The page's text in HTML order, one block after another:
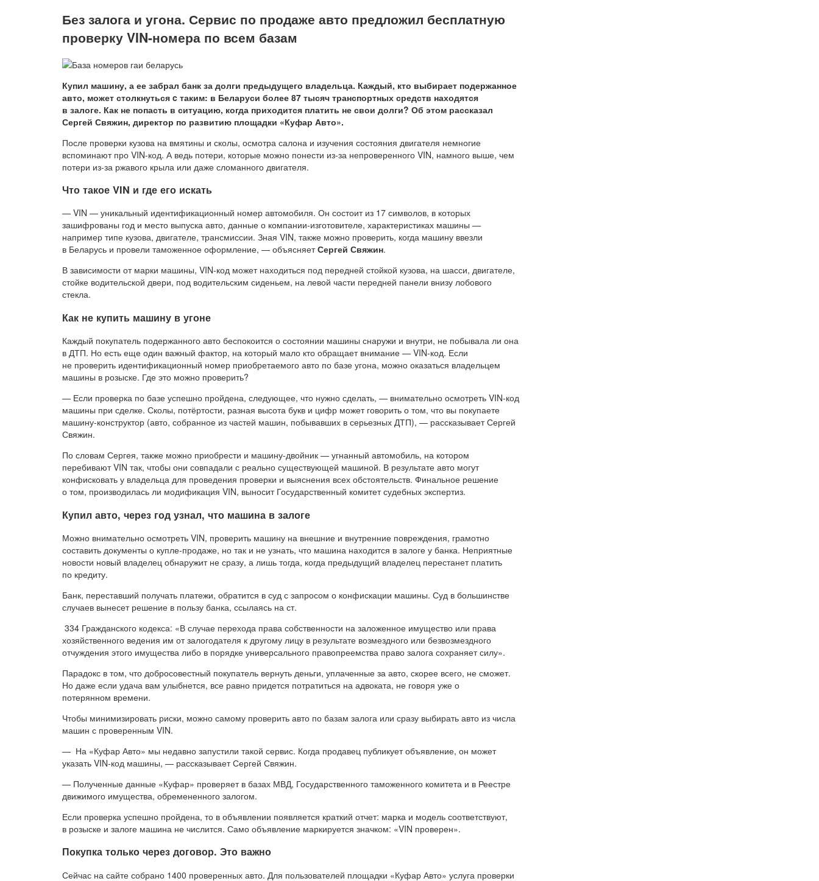
Без залога и угона. Сервис по продаже авто предложил бесплатную
проверку VIN-номера по всем базам
Купил машину, а ее забрал банк за долги предыдущего владельца. Каждый, кто выбирает подержанное
авто, может столкнуться c таким: в Беларуси более 87 тысяч транспортных средств находятся
в залоге. Как не попасть в ситуацию, когда приходится платить не свои долги? Об этом рассказал
Сергей Свяжин, директор по развитию площадки «Куфар Авто».
После проверки кузова на вмятины и сколы, осмотра салона и изучения состояния двигателя немногие
вспоминают про VIN-код. А ведь потери, которые можно понести из-за непроверенного VIN, намного выше, чем
потери из-за ржавого крыла или даже сломанного двигателя.
Что такое VIN и где его искать
— VIN — уникальный идентификационный номер автомобиля. Он состоит из 17 символов, в которых
зашифрованы год и место выпуска авто, данные о компании-изготовителе, характеристиках машины —
например типе кузова, двигателе, трансмиссии. Зная VIN, также можно проверить, когда машину ввезли
в Беларусь и провели таможенное оформление, — объясняетСергей Свяжин.
В зависимости от марки машины, VIN-код может находиться под передней стойкой кузова, на шасси, двигателе,
стойке водительской двери, под водительским сиденьем, на левой части передней панели внизу лобового
стекла.
Как не купить машину в угоне
Каждый покупатель подержанного авто беспокоится о состоянии машины снаружи и внутри, не побывала ли она
в ДТП. Но есть еще один важный фактор, на который мало кто обращает внимание — VIN-код. Если
не проверить идентификационный номер приобретаемого авто по базе угона, можно оказаться владельцем
машины в розыске. Где это можно проверить?
— Если проверка по базе успешно пройдена, следующее, что нужно сделать, — внимательно осмотреть VIN-код
машины при сделке. Сколы, потёртости, разная высота букв и цифр может говорить о том, что вы покупаете
машину-конструктор (авто, собранное из частей машин, побывавших в серьезных ДТП), — рассказывает Сергей
Свяжин.
По словам Сергея, также можно приобрести и машину-двойник — угнанный автомобиль, на котором
перебивают VIN так, чтобы они совпадали с реально существующей машиной. В результате авто могут
конфисковать у владельца для проведения проверки и выяснения всех обстоятельств. Финальное решение
о том, производилась ли модификация VIN, выносит Государственный комитет судебных экспертиз.
Купил авто, через год узнал, что машина в залоге
Можно внимательно осмотреть VIN, проверить машину на внешние и внутренние повреждения, грамотно
составить документы о купле-продаже, но так и не узнать, что машина находится в залоге у банка. Неприятные
новости новый владелец обнаружит не сразу, а лишь тогда, когда предыдущий владелец перестанет платить
по кредиту.
Банк, переставший получать платежи, обратится в суд с запросом о конфискации машины. Суд в большинстве
случаев вынесет решение в пользу банка, ссылаясь на ст.
334 Гражданского кодекса: «В случае перехода права собственности на заложенное имущество или права
хозяйственного ведения им от залогодателя к другому лицу в результате возмездного или безвозмездного
отчуждения этого имущества либо в порядке универсального правопреемства право залога сохраняет силу».
Парадокс в том, что добросовестный покупатель вернуть деньги, уплаченные за авто, скорее всего, не сможет.
Но даже если удача вам улыбнется, все равно придется потратиться на адвоката, не говоря уже о
потерянном времени.
Чтобы минимизировать риски, можно самому проверить авто по базам залога или сразу выбирать авто из числа
машин с проверенным VIN.
— На «Куфар Авто» мы недавно запустили такой сервис. Когда продавец публикует объявление, он может
указать VIN-код машины, — рассказывает Сергей Свяжин.
— Полученные данные «Куфар» проверяет в базах МВД, Государственного таможенного комитета и в Реестре
движимого имущества, обремененного залогом.
Если проверка успешно пройдена, то в объявлении появляется краткий отчет: марка и модель соответствуют,
в розыске и залоге машина не числится. Само объявление маркируется значком: «VIN проверен».
Покупка только через договор. Это важно
Сейчас на сайте собрано 1400 проверенных авто. Для пользователей площадки «Куфар Авто» услуга проверки